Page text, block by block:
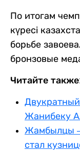
По итогам
күресі
борьбе
бронзовые
Читайте
Жанибеку
Жамбылцы –
стал